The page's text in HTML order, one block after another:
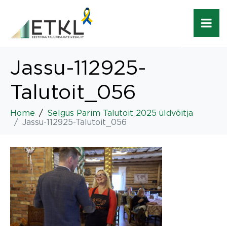
Jassu-112925-
Talutoit_056
Home
Selgus Parim Talutoit 2025 üldvõitja
Jassu-112925-Talutoit_056